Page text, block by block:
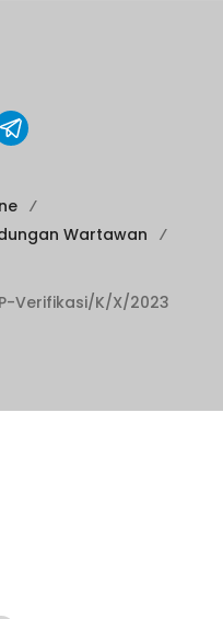
Wartawan
Verifikasi/K/X/2023